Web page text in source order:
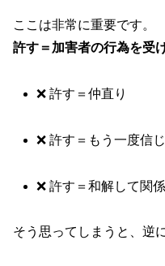
ここは非常に重要です。
許す＝加害者の行為を受
❌ 許す＝仲直り
❌ 許す＝もう一度信
❌ 許す＝和解して関
そう思ってしまうと、逆